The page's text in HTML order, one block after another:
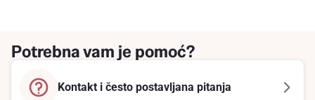
Potrebna vam je pomoć?
Kontakt i često postavljana pitanja